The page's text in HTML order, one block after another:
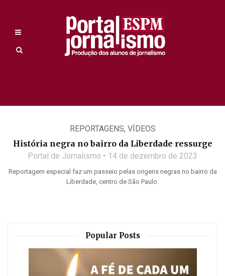
REPORTAGENS, VÍDEOS
História negra no bairro da Liberdade ressurge
Portal de Jornalismo 14 de dezembro de 2023
Reportagem especial faz um passeio pelas origens negras no bairro da
Liberdade, centro de São Paulo.
Popular Posts